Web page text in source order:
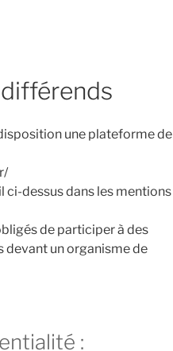
une plateforme de
ci-dessus dans les mentions
de participer à des
devant un organisme de
: